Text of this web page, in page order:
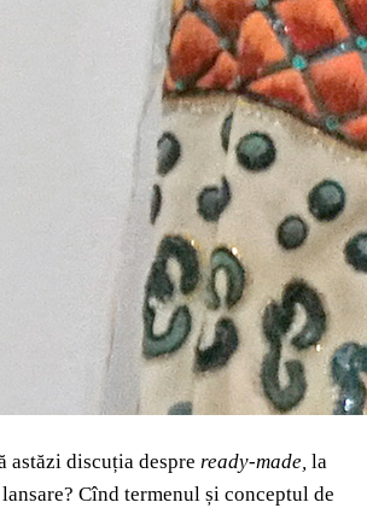
astăzi discuția despre ready-made, la
Cînd termenul și conceptul de